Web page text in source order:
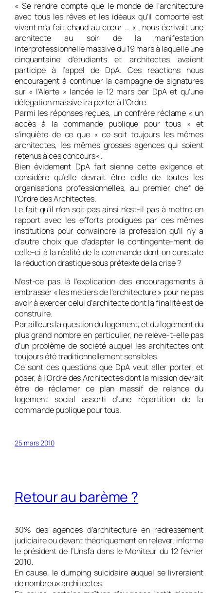
« Se rendre compte que le monde de l’architecture
avec tous les rêves et les idéaux qu’il comporte est
vivant m’a fait chaud au cœur … « , nous écrivait une
architecte au soir de la manifestation
interprofessionnelle massive du 19 mars à laquelle une
cinquantaine d’étudiants et architectes avaient
participé à l’appel de DpA. Ces réactions nous
encouragent à continuer la campagne de signatures
sur « l’Alerte » lancée le 12 mars par DpA et qu’une
délégation massive ira porter à l’Ordre.
Parmi les réponses reçues, un confrère réclame « un
accès à la commande publique pour tous» et
s’inquiète de ce que « ce soit toujours les mêmes
architectes, les mêmes grosses agences qui soient
retenus à ces concours« .
Bien évidement DpA fait sienne cette exigence et
considère qu’elle devrait être celle de toutes les
organisations professionnelles, au premier chef de
l’Ordre des Architectes.
Le fait qu’il n’en soit pas ainsi n’est-il pas à mettre en
rapport avec les efforts prodigués par ces mêmes
institutions pour convaincre la profession qu’il n’y a
d’autre choix que d’adapter le contingente-ment de
celle-ci à la réalité de la commande dont on constate
la réduction drastique sous prétexte de la crise ?
N’est-ce pas là l’explication des encouragements à
embrasser « les métiers de l’architecture » pour ne pas
avoir à exercer celui d’architecte dont la finalité est de
construire.
Par ailleurs la question du logement, et du logement du
plus grand nombre en particulier, ne relève-t-elle pas
d’un problème de société auquel les architectes ont
toujours été traditionnellement sensibles.
Ce sont ces questions que DpA veut aller porter, et
poser, à l’Ordre des Architectes dont la mission devrait
être de réclamer ce plan massif de relance du
logement social assorti d’une répartition de la
commande publique pour tous.
25 mars 2010
Retour au barème ?
30% des agences d’architecture en redressement
judiciaire ou devant théoriquement en relever, informe
le président de l’Unsfa dans le Moniteur du 12 février
2010.
En cause, le dumping suicidaire auquel se livreraient
de nombreux architectes.